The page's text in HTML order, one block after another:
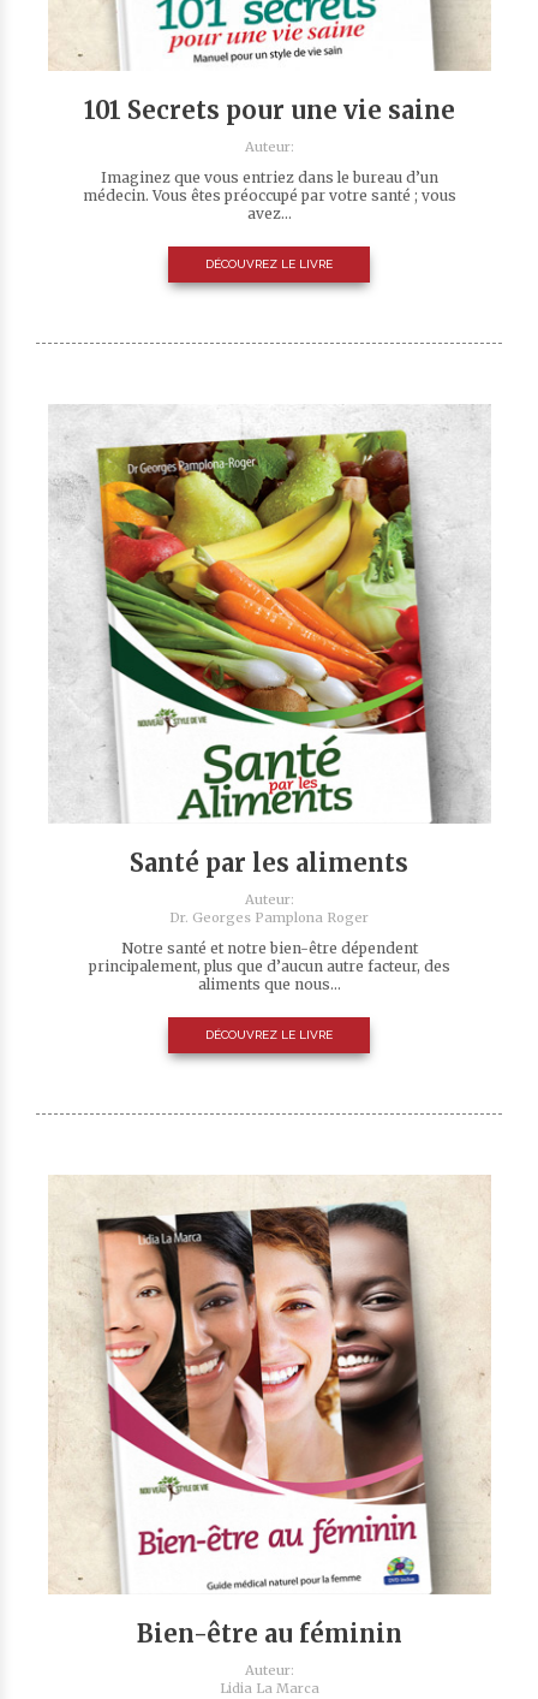
101 Secrets pour une vie saine
Auteur:
Imaginez que vous entriez dans le bureau d’un
médecin. Vous êtes préoccupé par votre santé ; vous
avez...
DÉCOUVREZ LE LIVRE
Santé par les aliments
Auteur:
Dr. Georges Pamplona Roger
Notre santé et notre bien-être dépendent
principalement, plus que d’aucun autre facteur, des
aliments que nous...
DÉCOUVREZ LE LIVRE
Bien-être au féminin
Auteur:
Lidia La Marca